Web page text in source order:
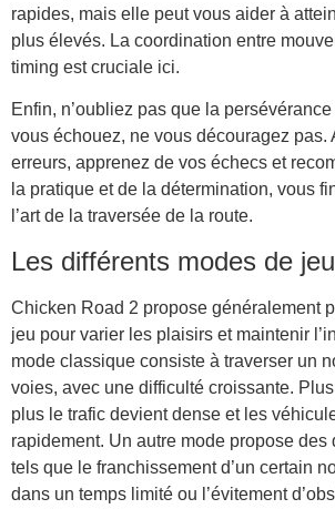
rapides, mais elle peut vous aider à
plus élevés. La coordination entre
timing est cruciale ici.
Enfin, n’oubliez pas que la
vous échouez, ne vous découragez pas.
erreurs, apprenez de vos échecs et
la pratique et de la détermination, vous
l’art de la traversée de la route.
Les différents modes de jeu
Chicken Road 2 propose généralement
jeu pour varier les plaisirs et maintenir
mode classique consiste à traverser un
voies, avec une difficulté croissante.
plus le trafic devient dense et les
rapidement. Un autre mode propose des
tels que le franchissement d’un certain
dans un temps limité ou l’évitement